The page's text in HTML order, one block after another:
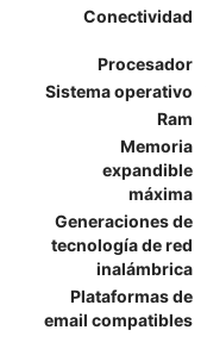
Conectividad
Procesador
Sistema operativo
Ram
Memoria
expandible
máxima
Generaciones de
tecnología de red
inalámbrica
Plataformas de
email compatibles